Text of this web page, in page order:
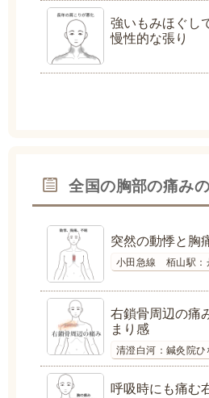
強いもみほぐし
慢性的な張り
全国の胸部の痛み
突然の動悸と胸
小田急線 栢山駅：
右鎖骨周辺の痛
まり感
清澄白河：鍼灸院
呼吸時にも痛む